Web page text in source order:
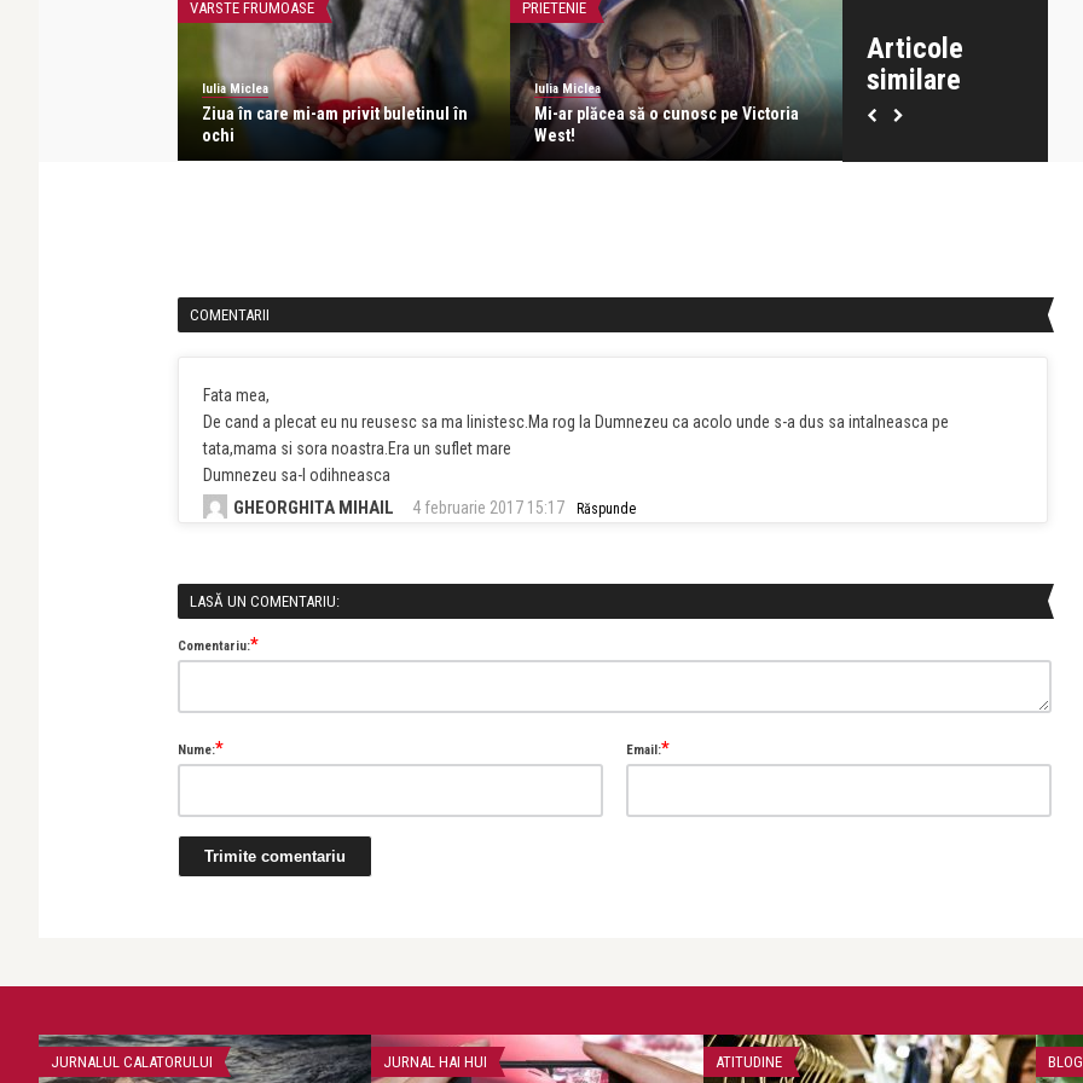
Articole
similare
VARSTE FRUMOASE
Iulia Miclea
Ziua în care mi-am privit buletinul în
ochi
PRIETENIE
Iulia Miclea
Mi-ar plăcea să o cunosc pe Victoria
West!
Iulia Miclea
Afganistan sau marea
COMENTARII
Fata mea,
De cand a plecat eu nu reusesc sa ma linistesc.Ma rog la Dumnezeu ca acolo unde s-a dus sa intalneasca pe
tata,mama si sora noastra.Era un suflet mare
Dumnezeu sa-l odihneasca
GHEORGHITA MIHAIL 4 februarie 2017 15:17 Răspunde
LASĂ UN COMENTARIU:
Comentariu:*
Nume:* Email:*
JURNALUL CALATORULUI JURNAL HAI HUI ATITUDINE